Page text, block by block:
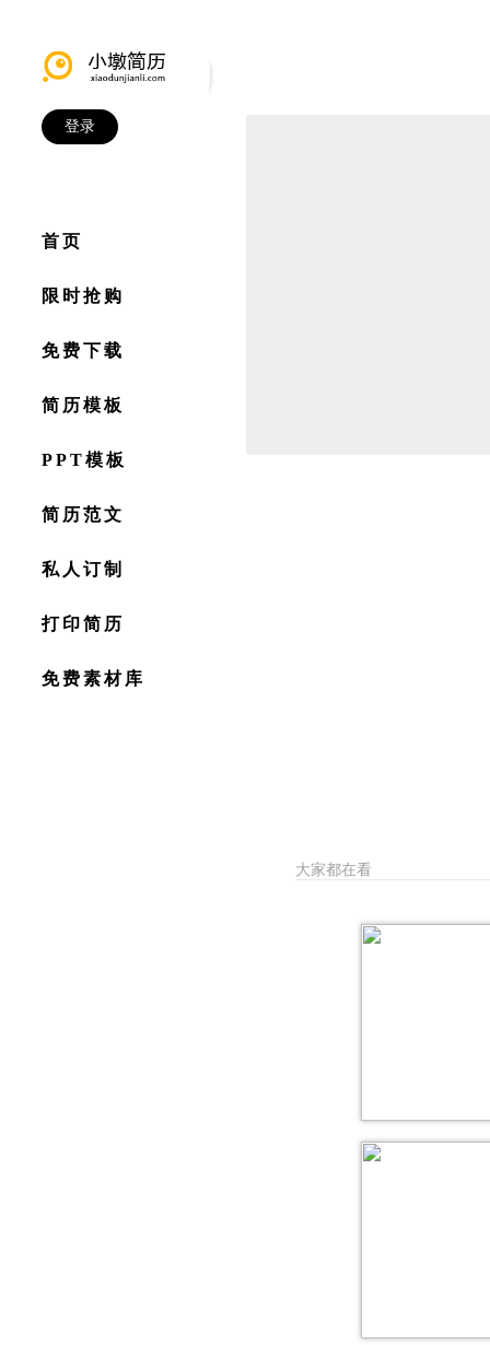
登录
首页
限时抢购
免费下载
简历模板
PPT模板
简历范文
私人订制
打印简历
免费素材库
大家都在看